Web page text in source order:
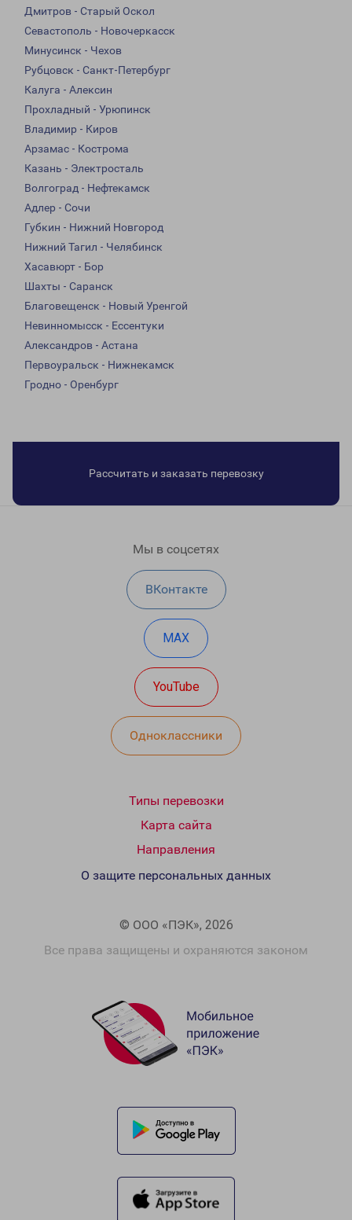
Дмитров - Старый Оскол
Севастополь - Новочеркасск
Минусинск - Чехов
Рубцовск - Санкт-Петербург
Калуга - Алексин
Прохладный - Урюпинск
Владимир - Киров
Арзамас - Кострома
Казань - Электросталь
Волгоград - Нефтекамск
Адлер - Сочи
Губкин - Нижний Новгород
Нижний Тагил - Челябинск
Хасавюрт - Бор
Шахты - Саранск
Благовещенск - Новый Уренгой
Невинномысск - Ессентуки
Александров - Астана
Первоуральск - Нижнекамск
Гродно - Оренбург
Рассчитать и заказать перевозку
Мы в соцсетях
ВКонтакте
MAX
YouTube
Одноклассники
Типы перевозки
Карта сайта
Направления
© ООО «ПЭК», 2026
Все права защищены и охраняются законом
О защите персональных данных